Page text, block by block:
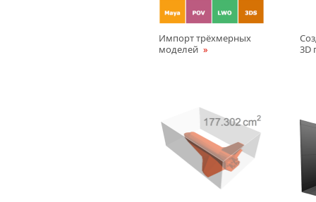
Импорт трёхмерных
моделей
3D